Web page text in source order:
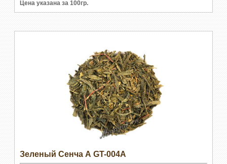
Цена указана за 100гр.
Зеленый Сенча А GT-004A